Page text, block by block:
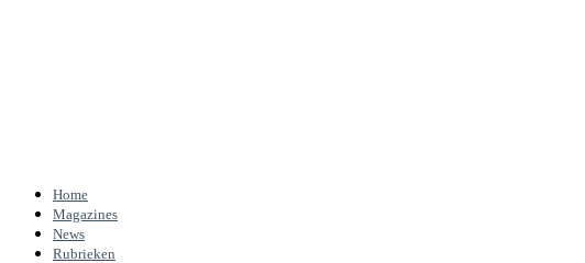
Home
Magazines
News
Rubrieken